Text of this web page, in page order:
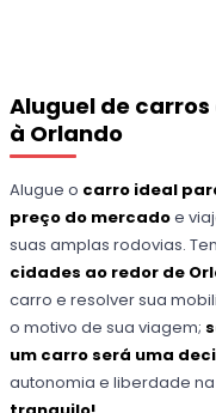
Aluguel de
à Orlando
Alugue o carro ideal
preço do mercadoe
suas amplas rodovias.
cidades ao redor de
carro e resolver sua
o motivo de sua viagem;
um carro será uma
autonomia e liberdade